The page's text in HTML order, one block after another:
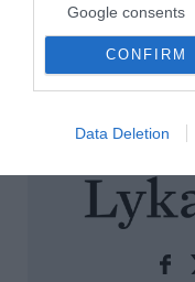
Google consents
CONFIRM
Data Deletion
Με αποστολή μαμούθ
Αναλυτικά το
αθλητές και τις